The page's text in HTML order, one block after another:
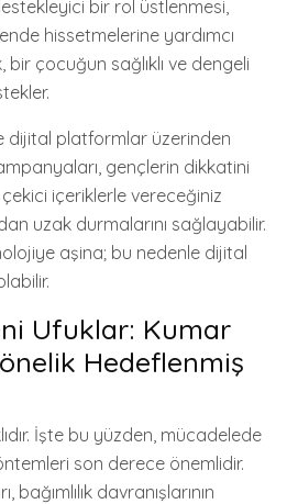
bir rol üstlenmesi,
hissetmelerine yardımcı
bir çocuğun sağlıklı ve dengeli
dijital platformlar üzerinden
gençlerin dikkatini
içeriklerle vereceğiniz
uzak durmalarını sağlayabilir.
aşina; bu nedenle dijital
Ufuklar: Kumar
Hedeflenmiş
İşte bu yüzden, mücadelede
son derece önemlidir.
davranışlarının